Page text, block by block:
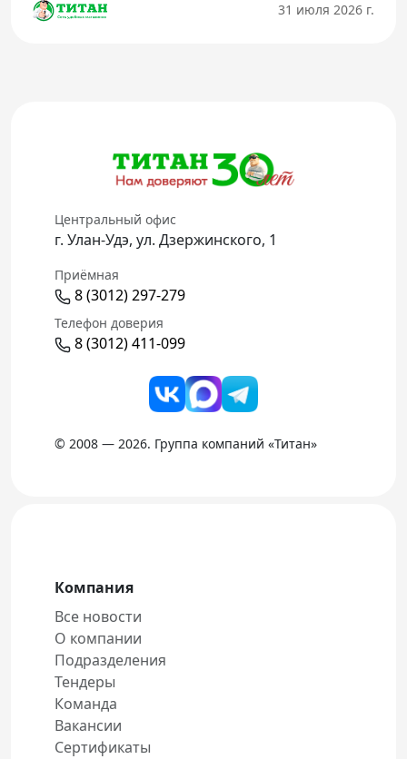
31 июля 2026 г.
Центральный офис
г. Улан-Удэ, ул. Дзержинского, 1
Приёмная
8 (3012) 297-279
Телефон доверия
8 (3012) 411-099
© 2008 — 2026. Группа компаний «Титан»
Компания
Все новости
О компании
Подразделения
Тендеры
Команда
Вакансии
Сертификаты